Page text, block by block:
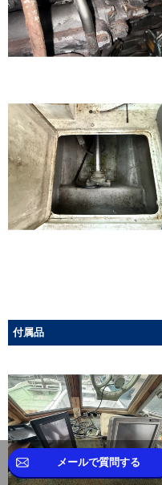
付属品
メールで質問する